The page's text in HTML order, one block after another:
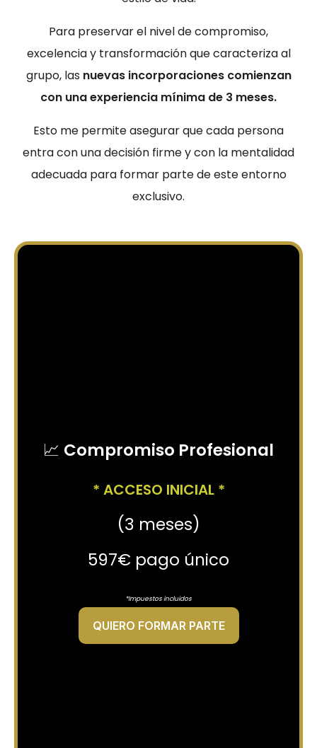
Para preservar el nivel de compromiso,
excelencia y transformación que caracteriza al
grupo, las nuevas incorporaciones comienzan
con una experiencia mínima de 3 meses.
Esto me permite asegurar que cada persona
entra con una decisión firme y con la mentalidad
adecuada para formar parte de este entorno
exclusivo.
📈 Compromiso Profesional
* ACCESO INICIAL *
(3 meses)
597€ pago único
*Impuestos incluidos
QUIERO FORMAR PARTE